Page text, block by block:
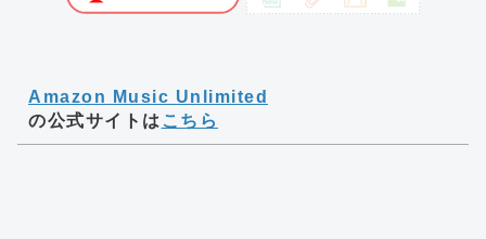
Amazon Music Unlimited
の公式サイトは こちら